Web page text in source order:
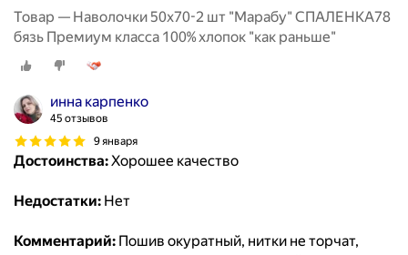
Товар — Наволочки 50х70-2 шт "Марабу" СПАЛЕНКА78
бязь Премиум класса 100% хлопок "как раньше"
инна карпенко
45 отзывов
9 января
Достоинства:Хорошее качество
Недостатки: Нет
Комментарий: Пошив окуратный, нитки не торчат,